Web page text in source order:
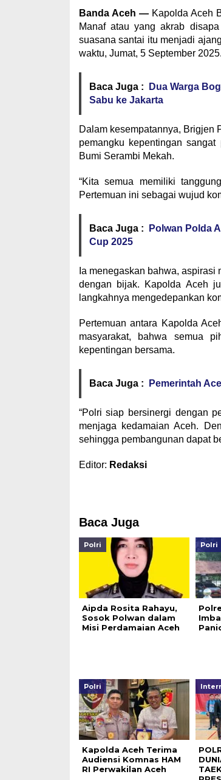
Banda Aceh —Kapolda Aceh
Manaf atau yang akrab
suasana santai itu menjadi
waktu, Jumat, 5 September 2025.
Baca Juga :
Dua Warga
Sabu ke Jakarta
Dalam kesempatannya, Brigjen
pemangku kepentingan
Bumi Serambi Mekah.
“Kita semua memiliki
Pertemuan ini sebagai wujud
Baca Juga :
Polwan Polda
Cup 2025
Ia menegaskan bahwa,
dengan bijak. Kapolda Aceh
langkahnya mengedepankan
Pertemuan antara Kapolda
masyarakat, bahwa semua
kepentingan bersama.
Baca Juga : Pemerintah
“Polri siap bersinergi dengan
menjaga kedamaian Aceh.
sehingga pembangunan dapat
Editor: Redaksi
Baca Juga
Polri
Aipda Rosita Rahayu,
Sosok Polwan dalam
Misi Perdamaian Aceh
Polri
Polri
Kapolda Aceh Terima
Audiensi Komnas HAM
RI Perwakilan Aceh